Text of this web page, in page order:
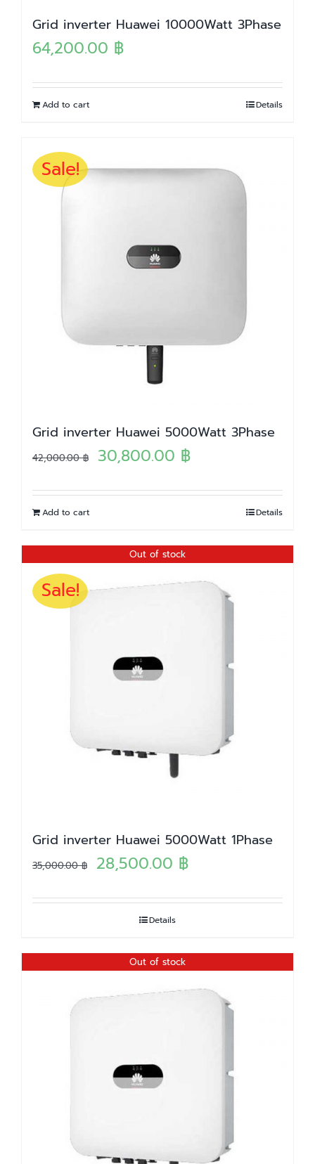
Grid inverter Huawei 10000Watt 3Phase
64,200.00 ฿
Add to cart Details
Sale!
Grid inverter Huawei 5000Watt 3Phase
42,000.00฿
Original
30,800.00 ฿Current
Add to cart Details
Out of stock
Sale!
Grid inverter Huawei 5000Watt 1Phase
35,000.00฿
Original
28,500.00 ฿Current
Details
Out of stock